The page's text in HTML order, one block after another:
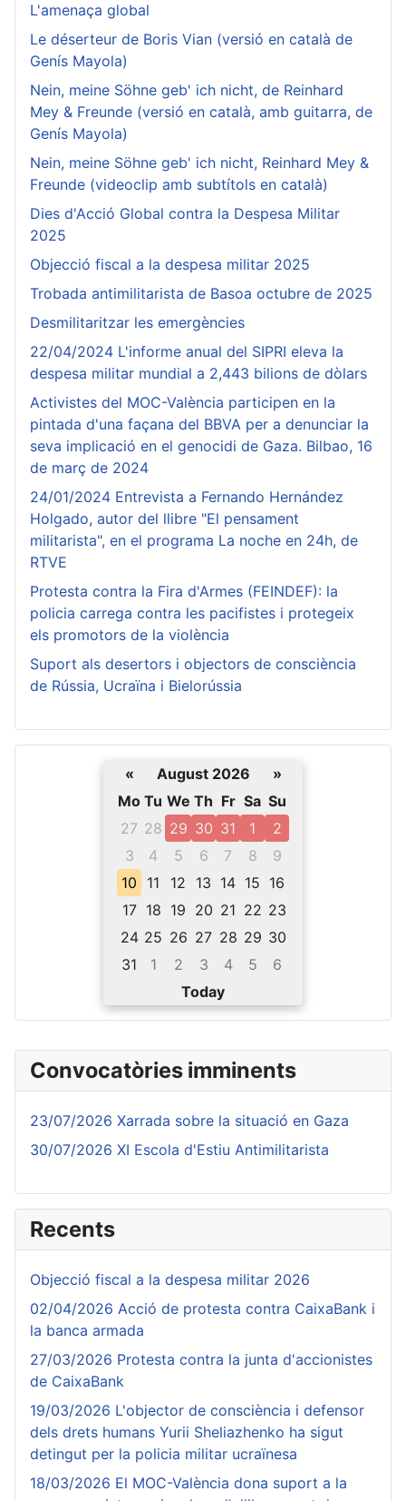
Convocatòries imminents
23/07/2026 Xarrada sobre la situació en Gaza
30/07/2026 XI Escola d'Estiu Antimilitarista
Recents
Objecció fiscal a la despesa militar 2026
02/04/2026 Acció de protesta contra CaixaBank i
la banca armada
27/03/2026 Protesta contra la junta d'accionistes
de CaixaBank
19/03/2026 L'objector de consciència i defensor
dels drets humans Yurii Sheliazhenko ha sigut
detingut per la policia militar ucraïnesa
18/03/2026 El MOC-València dona suport a la
L'amenaça global
Le déserteur de Boris Vian (versió en català de
Genís Mayola)
Nein, meine Söhne geb' ich nicht, de Reinhard
Mey & Freunde (versió en català, amb guitarra, de
Genís Mayola)
Nein, meine Söhne geb' ich nicht, Reinhard Mey &
Freunde (videoclip amb subtítols en català)
Dies d'Acció Global contra la Despesa Militar
2025
Objecció fiscal a la despesa militar 2025
Trobada antimilitarista de Basoa octubre de 2025
Desmilitaritzar les emergències
22/04/2024 L'informe anual del SIPRI eleva la
despesa militar mundial a 2,443 bilions de dòlars
Activistes del MOC-València participen en la
pintada d'una façana del BBVA per a denunciar la
seva implicació en el genocidi de Gaza. Bilbao, 16
de març de 2024
24/01/2024 Entrevista a Fernando Hernández
Holgado, autor del llibre "El pensament
militarista", en el programa La noche en 24h, de
RTVE
Protesta contra la Fira d'Armes (FEINDEF): la
policia carrega contra les pacifistes i protegeix
els promotors de la violència
Suport als desertors i objectors de consciència
de Rússia, Ucraïna i Bielorússia
« August 2026
»
Mo Tu We Th Fr Sa Su
27 28 29 30 31 1
2
3
4 5 6 7 8
9
10
11 12 13 14 15 16
17 18 19 20 21 22 23
24 25 26 27 28 29 30
31
1 2 3 4 5
6
Today